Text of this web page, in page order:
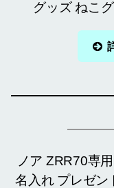
グッズ ねこ
ノア ZRR70専
名入れ プレゼン